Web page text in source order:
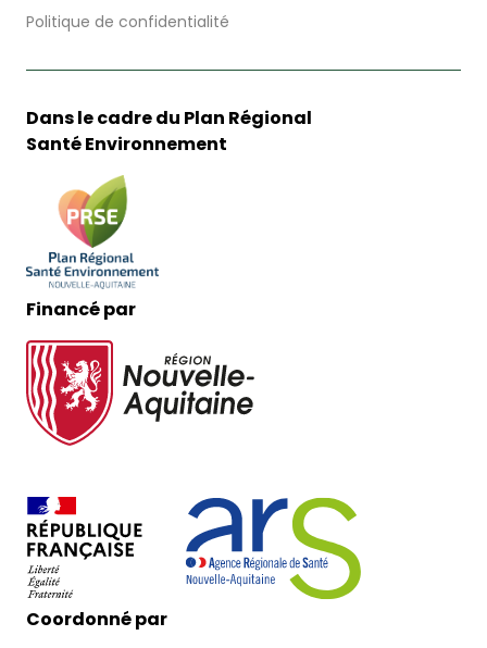
Politique de confidentialité
Dans le cadre du Plan Régional
Santé Environnement
Financé par
Coordonné par